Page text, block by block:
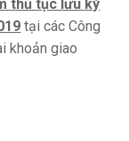
thủ tục lưu ký
tại các Công
khoản giao